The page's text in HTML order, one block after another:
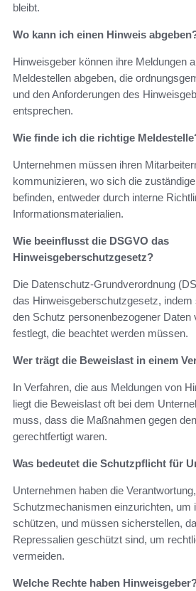
bleibt.
Wo kann ich einen Hinweis
Hinweisgeber können ihre Meldungen
Meldestellen abgeben, die
und den Anforderungen des
entsprechen.
Wie finde ich die richtige
Unternehmen müssen ihren
kommunizieren, wo sich die
befinden, entweder durch interne
Informationsmaterialien.
Wie beeinflusst die DSGVO das
Hinweisgeberschutzgesetz?
Die Datenschutz-Grundverordnung
das Hinweisgeberschutzgesetz, indem
den Schutz personenbezogener Daten
festlegt, die beachtet werden müssen.
Wer trägt die Beweislast in einem
In Verfahren, die aus Meldungen von
liegt die Beweislast oft bei dem
muss, dass die Maßnahmen gegen
gerechtfertigt waren.
Was bedeutet die Schutzpflicht für
Unternehmen haben die
Schutzmechanismen einzurichten, um
schützen, und müssen sicherstellen,
Repressalien geschützt sind, um
vermeiden.
Welche Rechte haben